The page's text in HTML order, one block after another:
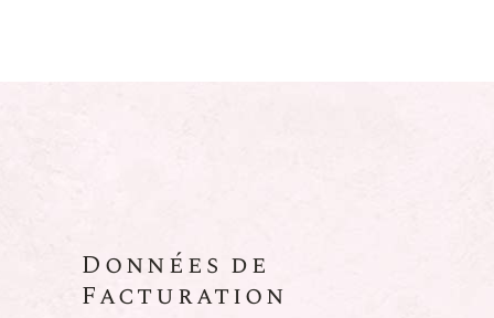
Données de
Facturation